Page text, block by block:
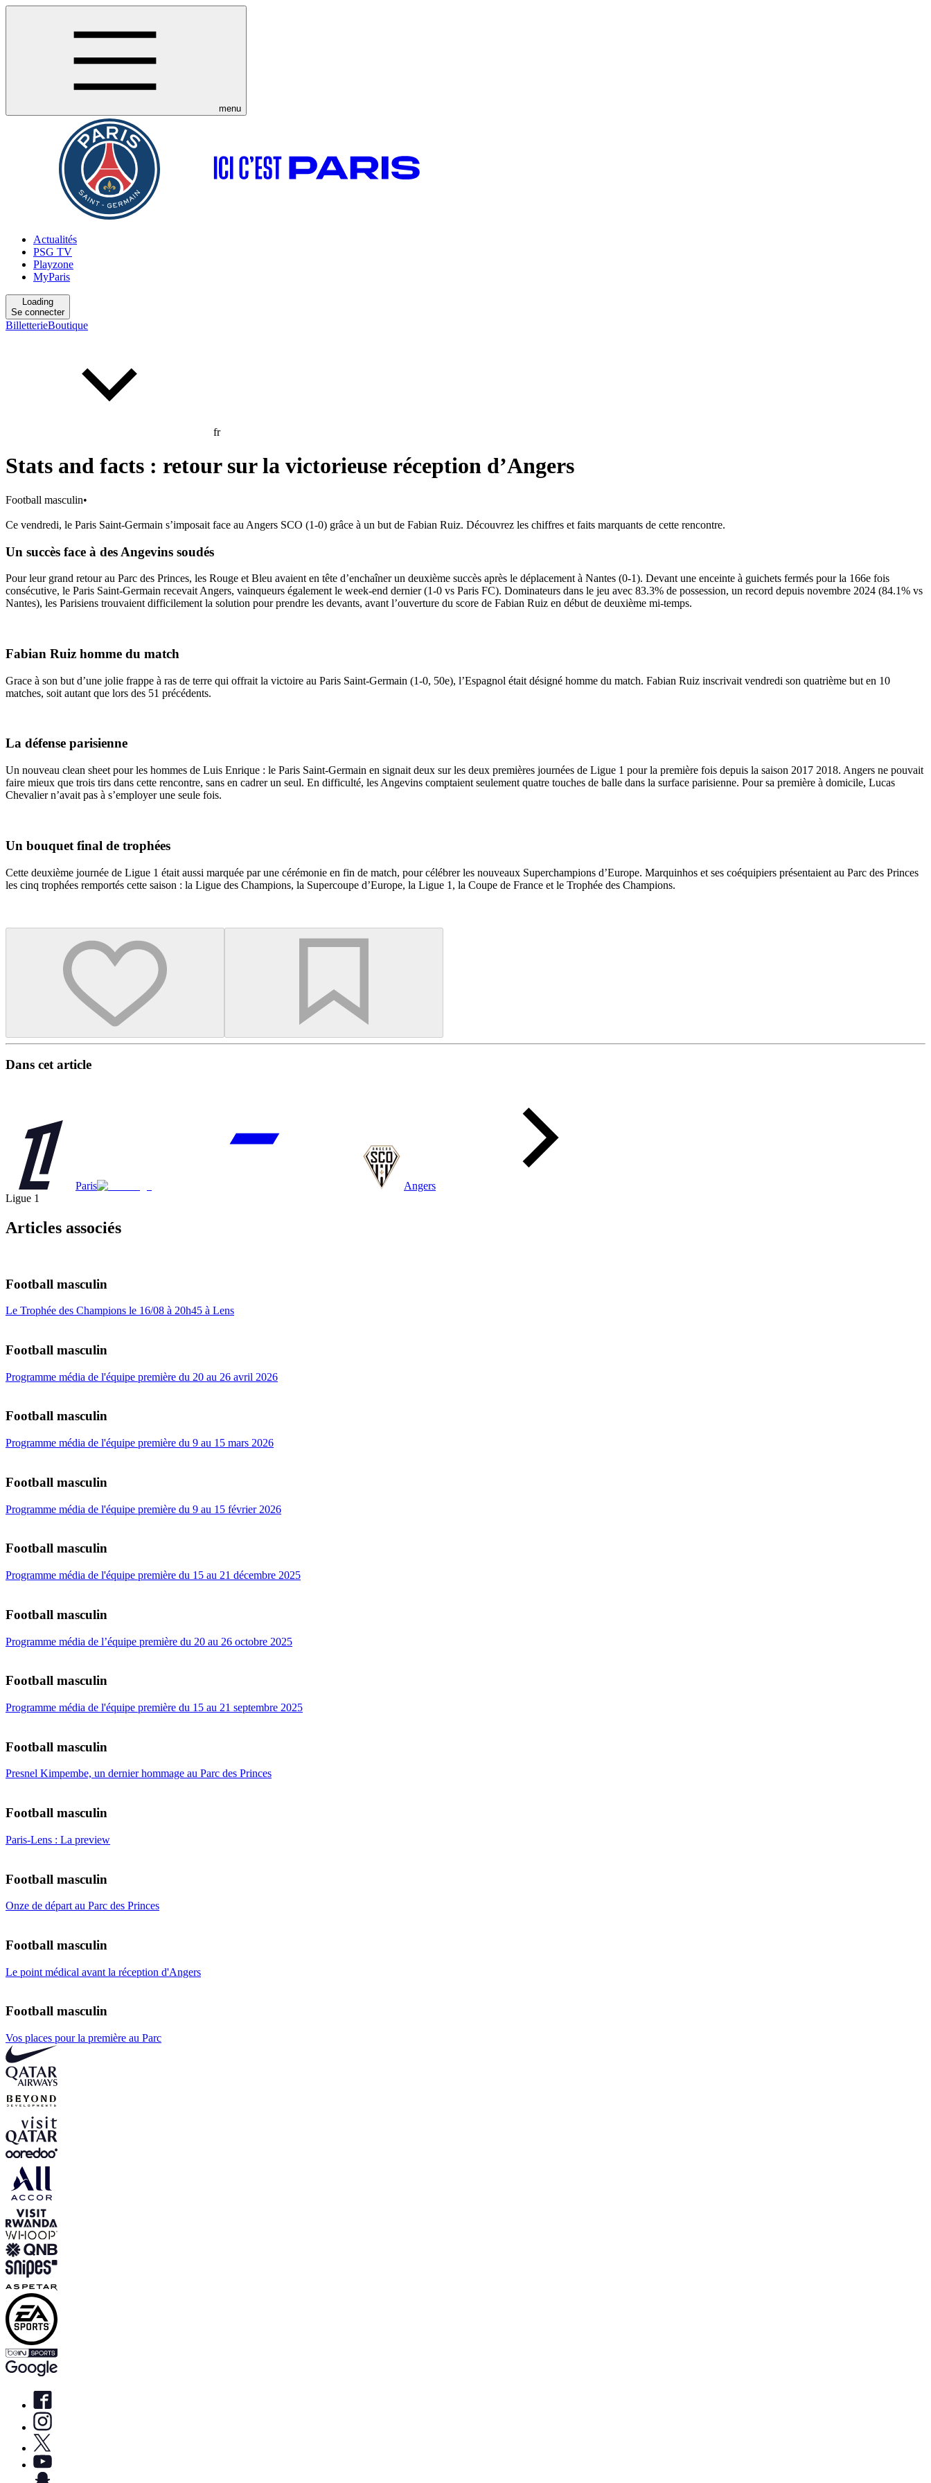
menu
Actualités
PSG TV
Playzone
MyParis
Loading
Se connecter
BilletterieBoutique
fr
Stats and facts : retour sur la victorieuse réception d’Angers
Football masculin•
Ce vendredi, le Paris Saint-Germain s’imposait face au Angers SCO (1-0) grâce à un but de Fabian Ruiz. Découvrez les chiffres et faits marquants de cette rencontre.
Un succès face à des Angevins soudés
Pour leur grand retour au Parc des Princes, les Rouge et Bleu avaient en tête d’enchaîner un deuxième succès après le déplacement à Nantes (0-1). Devant une enceinte à guichets fermés pour la 166e fois
consécutive, le Paris Saint-Germain recevait Angers, vainqueurs également le week-end dernier (1-0 vs Paris FC). Dominateurs dans le jeu avec 83.3% de possession, un record depuis novembre 2024 (84.1% vs
Nantes), les Parisiens trouvaient difficilement la solution pour prendre les devants, avant l’ouverture du score de Fabian Ruiz en début de deuxième mi-temps.
Fabian Ruiz homme du match
Grace à son but d’une jolie frappe à ras de terre qui offrait la victoire au Paris Saint-Germain (1-0, 50e), l’Espagnol était désigné homme du match. Fabian Ruiz inscrivait vendredi son quatrième but en 10
matches, soit autant que lors des 51 précédents.
La défense parisienne
Un nouveau clean sheet pour les hommes de Luis Enrique : le Paris Saint-Germain en signait deux sur les deux premières journées de Ligue 1 pour la première fois depuis la saison 2017 2018. Angers ne pouvait
faire mieux que trois tirs dans cette rencontre, sans en cadrer un seul. En difficulté, les Angevins comptaient seulement quatre touches de balle dans la surface parisienne. Pour sa première à domicile, Lucas
Chevalier n’avait pas à s’employer une seule fois.
Un bouquet final de trophées
Cette deuxième journée de Ligue 1 était aussi marquée par une cérémonie en fin de match, pour célébrer les nouveaux Superchampions d’Europe. Marquinhos et ses coéquipiers présentaient au Parc des Princes
les cinq trophées remportés cette saison : la Ligue des Champions, la Supercoupe d’Europe, la Ligue 1, la Coupe de France et le Trophée des Champions.
Dans cet article
Paris
Angers
Ligue 1
Articles associés
Football masculin
Le Trophée des Champions le 16/08 à 20h45 à Lens
Football masculin
Programme média de l'équipe première du 20 au 26 avril 2026
Football masculin
Programme média de l'équipe première du 9 au 15 mars 2026
Football masculin
Programme média de l'équipe première du 9 au 15 février 2026
Football masculin
Programme média de l'équipe première du 15 au 21 décembre 2025
Football masculin
Programme média de l’équipe première du 20 au 26 octobre 2025
Football masculin
Programme média de l'équipe première du 15 au 21 septembre 2025
Football masculin
Presnel Kimpembe, un dernier hommage au Parc des Princes
Football masculin
Paris-Lens : La preview
Football masculin
Onze de départ au Parc des Princes
Football masculin
Le point médical avant la réception d'Angers
Football masculin
Vos places pour la première au Parc